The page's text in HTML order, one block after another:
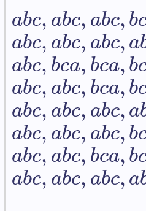
abc,abc,abc,b
abc,abc,abc,a
abc,bca,bca,b
abc,abc,bca,b
abc,abc,abc,a
abc,abc,abc,b
abc,abc,bca,b
abc,abc,abc,a